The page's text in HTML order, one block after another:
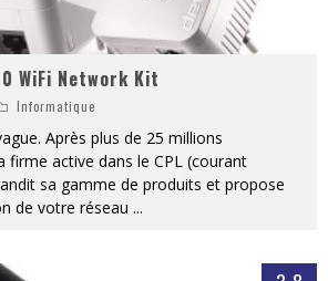
WiFi Network Kit
Informatique
Après plus de 25 millions
firme active dans le CPL (courant
sa gamme de produits et propose
de votre réseau ...